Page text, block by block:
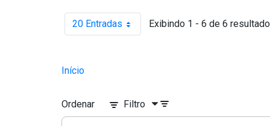
20 EntradasPor página Exibindo 1 - 6 de 6
Início
Ordenar Filtro